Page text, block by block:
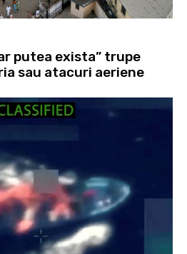
putea exista” trupe
sau atacuri aeriene